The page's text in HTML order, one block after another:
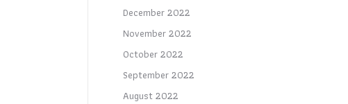
December 2022
November 2022
October 2022
September 2022
August 2022